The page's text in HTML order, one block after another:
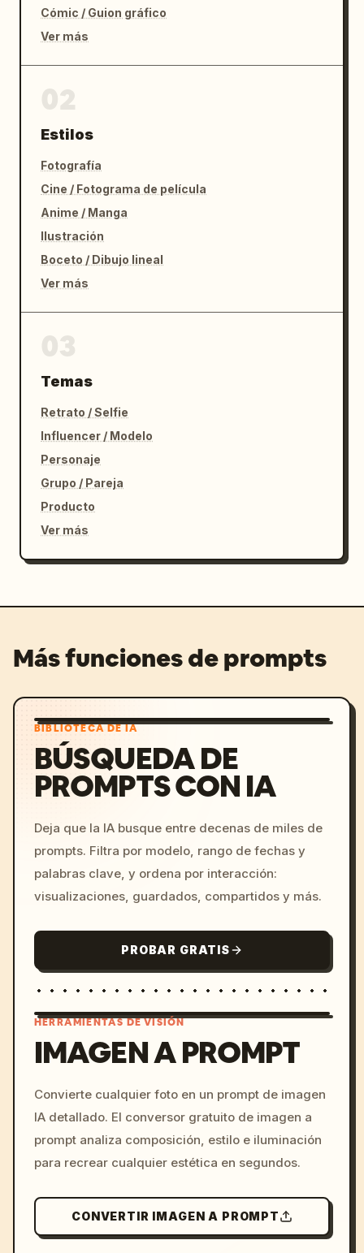
Cómic / Guion gráfico
Ver más
Estilos
Fotografía
Cine / Fotograma de película
Anime / Manga
Ilustración
Boceto / Dibujo lineal
Ver más
Temas
Retrato / Selfie
Influencer / Modelo
Personaje
Grupo / Pareja
Producto
Ver más
Más funciones de prompts
BIBLIOTECA DE IA
BÚSQUEDA DE
PROMPTS CON IA
Deja que la IA busque entre decenas de miles de
prompts. Filtra por modelo, rango de fechas y
palabras clave, y ordena por interacción:
visualizaciones, guardados, compartidos y más.
PROBAR GRATIS
c, cyberpunk sunset, neon
colors, 8k --v 6.0
HERRAMIENTAS DE VISIÓN
IMAGEN A PROMPT
Convierte cualquier foto en un prompt de imagen
IA detallado. El conversor gratuito de imagen a
prompt analiza composición, estilo e iluminación
para recrear cualquier estética en segundos.
CONVERTIR IMAGEN A PROMPT